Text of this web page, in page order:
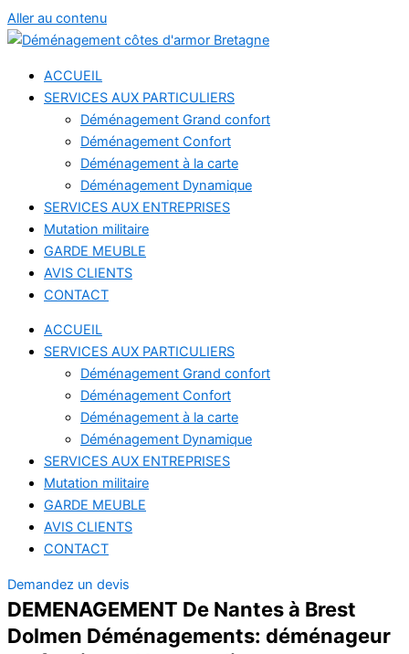
Aller au contenu
ACCUEIL
SERVICES AUX PARTICULIERS
Déménagement Grand confort
Déménagement Confort
Déménagement à la carte
Déménagement Dynamique
SERVICES AUX ENTREPRISES
Mutation militaire
GARDE MEUBLE
AVIS CLIENTS
CONTACT
ACCUEIL
SERVICES AUX PARTICULIERS
Déménagement Grand confort
Déménagement Confort
Déménagement à la carte
Déménagement Dynamique
SERVICES AUX ENTREPRISES
Mutation militaire
GARDE MEUBLE
AVIS CLIENTS
CONTACT
Demandez un devis
DEMENAGEMENT De Nantes à Brest
Dolmen Déménagements: déménageur